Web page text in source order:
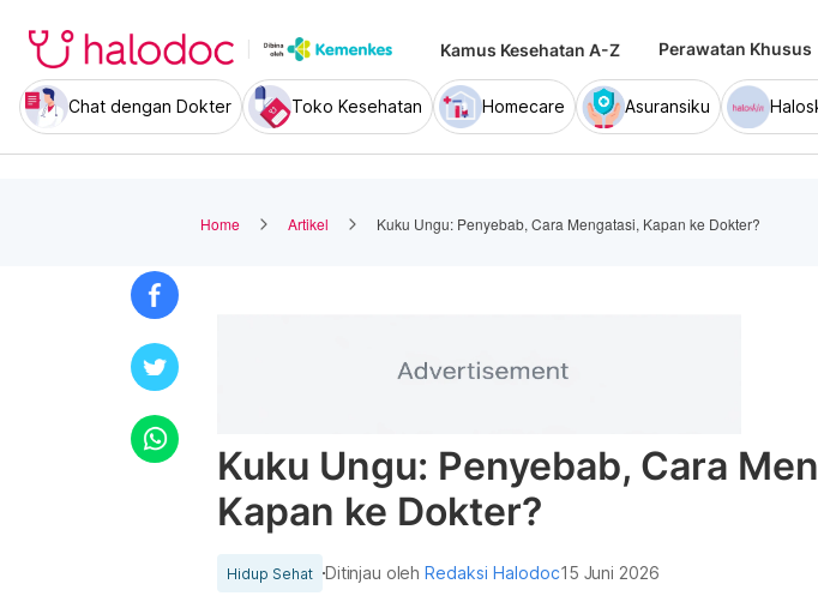
Kamus Kesehatan A-Z Perawatan Khusus
Chat dengan Dokter Toko Kesehatan Homecare Asuransiku
Home Artikel Kuku Ungu: Penyebab, Cara Mengatasi, Kapan ke Dokter?
Kuku Ungu: Penyebab, Cara
Kapan ke Dokter?
Hidup Sehat Ditinjau olehRedaksi Halodoc15 Juni 2026